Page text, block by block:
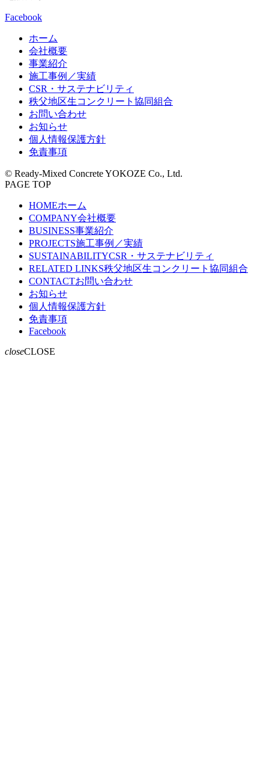
頭
Facebook
ホーム
会社概要
事業紹介
施工事例／実績現
在
の
ジ
CSR・サステナビリティ
秩父地区生コンクリート協同組合
お問い合わせ
お知らせ
個人情報保護方針
免責事項
© Ready-Mixed Concrete YOKOZE Co., Ltd.
PAGE TOP
HOMEホーム
COMPANY会社概要
BUSINESS事業紹介
PROJECTS施工事例／実績現
在
の
SUSTAINABILITYCSR・サステナビリティ
RELATED LINKS秩父地区生コンクリート協同組合
CONTACTお問い合わせ
お知らせ
個人情報保護方針
免責事項
Facebook
closeCLOSE